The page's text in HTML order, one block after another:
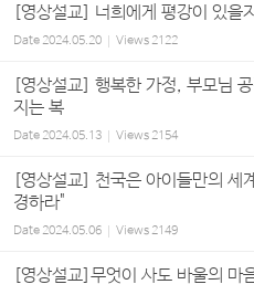
[영상설교] 너희에게 평강이 있을
Date2024.05.20 Views2122
[영상설교] 행복한 가정, 부모님
지는 복
Date2024.05.13 Views2154
[영상설교] 천국은 아이들만의 세
경하라"
Date2024.05.06 Views2149
[영상설교]무엇이 사도 바울의 마